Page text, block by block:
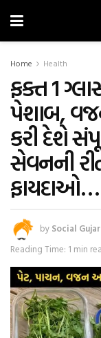
Home Health
ફક્ત 1
પેશાબ,
કરી દેશે
સેવનની
ફાયદાઓ…
by Social
Reading Time: 1 min